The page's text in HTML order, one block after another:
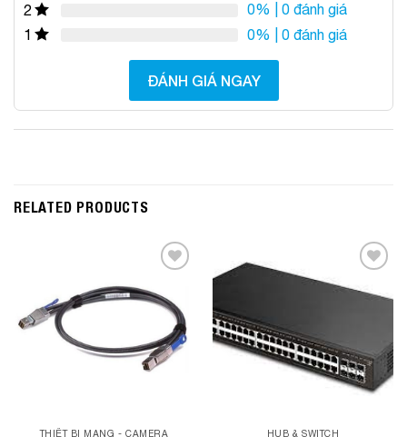
2
0% | 0 đánh giá
1
0% | 0 đánh giá
ĐÁNH GIÁ NGAY
RELATED PRODUCTS
Wishlist
THIẾT BỊ MẠNG - CAMERA
Wishlist
HUB & SWITCH